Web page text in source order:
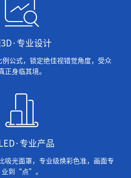
专业设计
公式，锁定绝佳视错觉角度，受众
正身临其境。
专业产品
吸光面罩，专业级焕彩色准，画面专
业到“点”。